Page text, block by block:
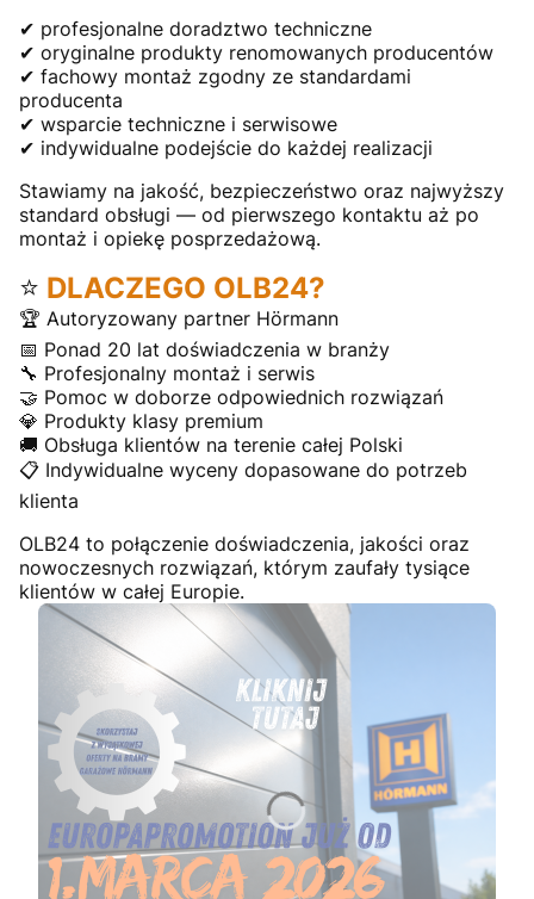
✔ profesjonalne doradztwo techniczne
✔ oryginalne produkty renomowanych producentów
✔ fachowy montaż zgodny ze standardami
producenta
✔ wsparcie techniczne i serwisowe
✔ indywidualne podejście do każdej realizacji
Stawiamy na jakość, bezpieczeństwo oraz najwyższy
standard obsługi — od pierwszego kontaktu aż po
montaż i opiekę posprzedażową.
⭐ DLACZEGO OLB24?
🏆 Autoryzowany partner Hörmann
📅 Ponad 20 lat doświadczenia w branży
🔧 Profesjonalny montaż i serwis
🤝 Pomoc w doborze odpowiednich rozwiązań
💎 Produkty klasy premium
🚚 Obsługa klientów na terenie całej Polski
📋 Indywidualne wyceny dopasowane do potrzeb
klienta
OLB24 to połączenie doświadczenia, jakości oraz
nowoczesnych rozwiązań, którym zaufały tysiące
klientów w całej Europie.